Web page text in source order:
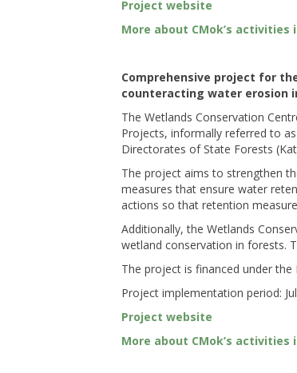
Project website
More about CMok’s activities
Comprehensive project for
counteracting water erosion
The Wetlands Conservation
Projects, informally referred to
Directorates of State Forests
The project aims to strengthen
measures that ensure water
actions so that retention
Additionally, the Wetlands
wetland conservation in forests.
The project is financed under the
Project implementation period:
Project website
More about CMok’s activities